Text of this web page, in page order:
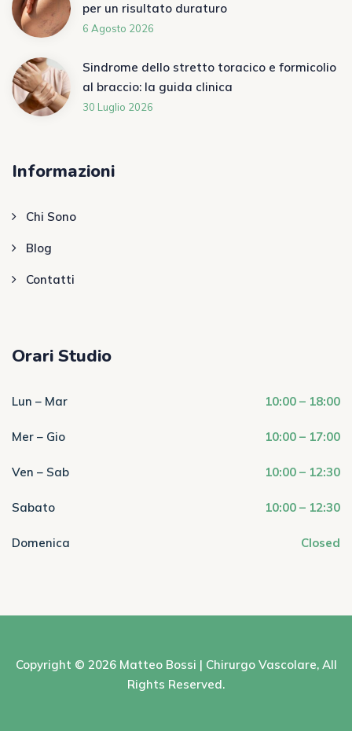
per un risultato duraturo
6 Agosto 2026
Sindrome dello stretto toracico e formicolio
al braccio: la guida clinica
30 Luglio 2026
Informazioni
Chi Sono
Blog
Contatti
Orari Studio
Lun – Mar 10:00 – 18:00
Mer – Gio 10:00 – 17:00
Ven – Sab 10:00 – 12:30
Sabato 10:00 – 12:30
Domenica Closed
Copyright © 2026 Matteo Bossi | Chirurgo Vascolare, All
Rights Reserved.